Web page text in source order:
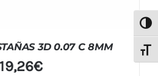
3D 0.07 C 8MM
19,26€